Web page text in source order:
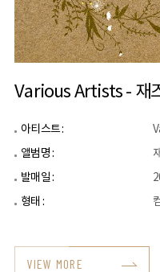
Various Artists - 재
아티스트 :
앨범명 :
발매일 :
형태 :
VIEW MORE